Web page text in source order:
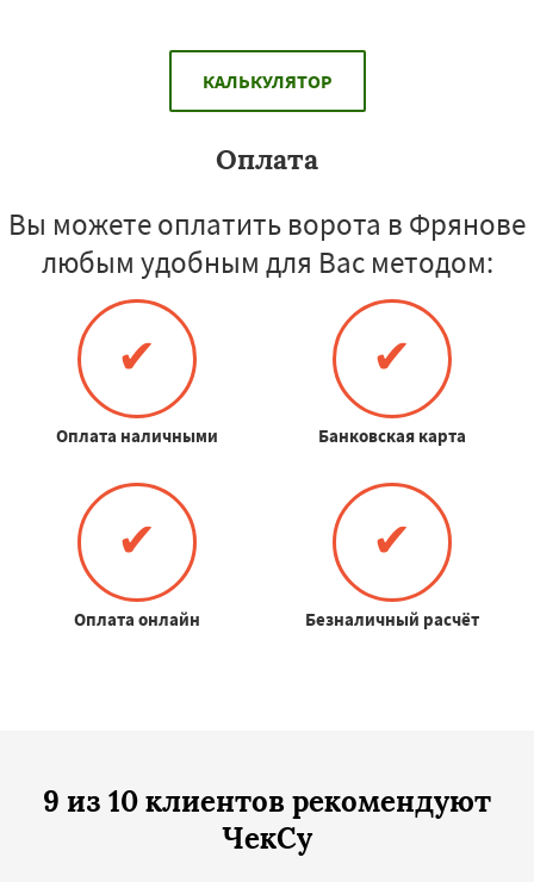
КАЛЬКУЛЯТОР
Оплата
Вы можете оплатить ворота в Фрянове
любым удобным для Вас методом:
✔
Оплата наличными
✔
Банковская карта
✔
Оплата онлайн
✔
Безналичный расчёт
9 из 10 клиентов рекомендуют
ЧекСу